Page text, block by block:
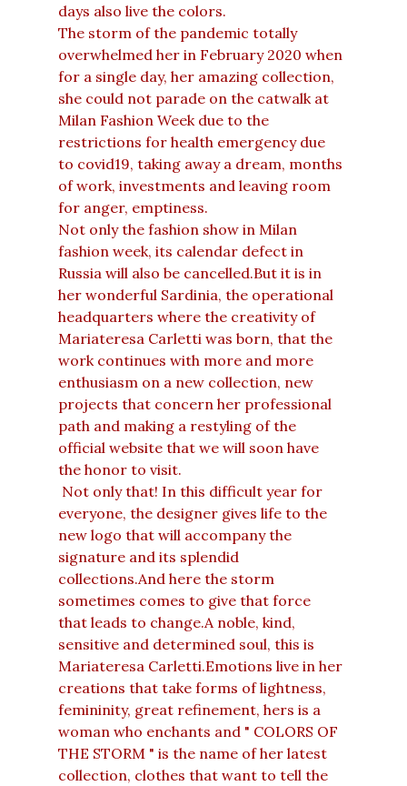
days also live the colors.
The storm of the pandemic totally
overwhelmed her in February 2020 when
for a single day, her amazing collection,
she could not parade on the catwalk at
Milan Fashion Week due to the
restrictions for health emergency due
to covid19, taking away a dream, months
of work, investments and leaving room
for anger, emptiness.
Not only the fashion show in Milan
fashion week, its calendar defect in
Russia will also be cancelled.But it is in
her wonderful Sardinia, the operational
headquarters where the creativity of
Mariateresa Carletti was born, that the
work continues with more and more
enthusiasm on a new collection, new
projects that concern her professional
path and making a restyling of the
official website that we will soon have
the honor to visit.
Not only that! In this difficult year for
everyone, the designer gives life to the
new logo that will accompany the
signature and its splendid
collections.And here the storm
sometimes comes to give that force
that leads to change.A noble, kind,
sensitive and determined soul, this is
Mariateresa Carletti.Emotions live in her
creations that take forms of lightness,
femininity, great refinement, hers is a
woman who enchants and " COLORS OF
THE STORM " is the name of her latest
collection, clothes that want to tell the